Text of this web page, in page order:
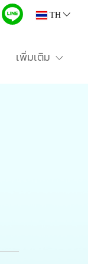
TH
เพิ่มเติม